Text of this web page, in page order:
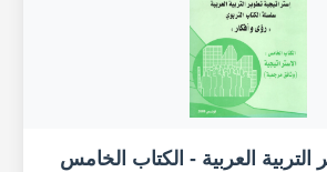
التربية العربية - الكتاب الخامس